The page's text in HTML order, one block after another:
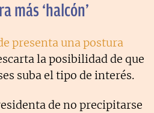
más ‘halcón’
presenta una postura
la posibilidad de que
suba el tipo de interés.
de no precipitarse